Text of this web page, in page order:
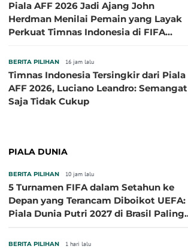
Piala AFF 2026 Jadi Ajang John
Herdman Menilai Pemain yang Layak
Perkuat Timnas Indonesia di FIFA
BERITA PILIHAN 16 jam lalu
Timnas Indonesia Tersingkir dari Piala
AFF 2026, Luciano Leandro: Semangat
Saja Tidak Cukup
PIALA DUNIA
BERITA PILIHAN 10 jam lalu
5 Turnamen FIFA dalam Setahun ke
Depan yang Terancam Diboikot UEFA:
Piala Dunia Putri 2027 di Brasil Paling
BERITA PILIHAN 1 hari lalu